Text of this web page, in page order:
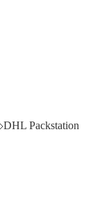
DHL Packstation